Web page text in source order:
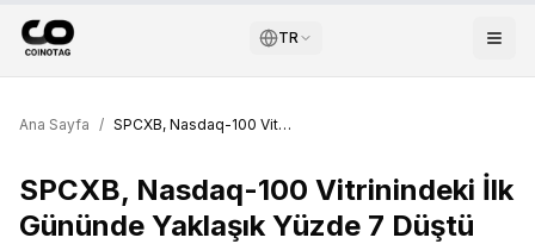
TR
Ana Sayfa / SPCXB, Nasdaq-100 Vitrinindeki İlk Gününde Yaklaşık Yüzde 7 Düştü
SPCXB, Nasdaq-100 Vitrinindeki İlk
Gününde Yaklaşık Yüzde 7 Düştü